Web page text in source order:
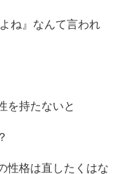
ね』なんて言われ
を持たないと
性格は直したくはな